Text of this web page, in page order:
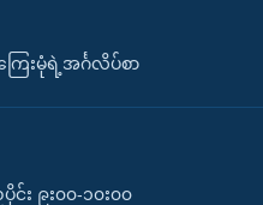
ြေးမုံရဲ့အင်္ဂလိပ်စာ
င်း ၉း၀၀-၁၀း၀၀